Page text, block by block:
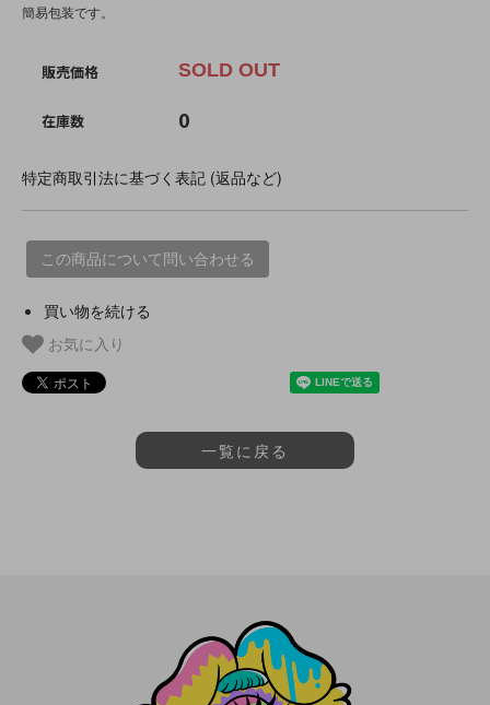
簡易包装です。
販売価格 SOLD OUT
在庫数 0
特定商取引法に基づく表記 (返品など)
この商品について問い合わせる
買い物を続ける
お気に入り
一覧に戻る